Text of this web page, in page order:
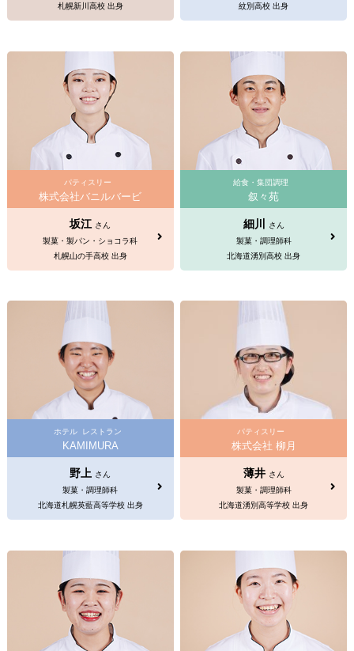
札幌新川高校 出身
紋別高校 出身
パティスリー
株式会社バニルバービ
坂江 さん
製菓・製パン・ショコラ科
札幌山の手高校 出身
給食・集団調理
叙々苑
細川
さん
製菓・調理師科
北海道湧別高校 出身
ホテル レストラン
KAMIMURA
野上 さん
製菓・調理師科
北海道札幌英藍高等学校 出身
パティスリー
株式会社 柳月
薄井 さん
製菓・調理師科
北海道湧別高等学校 出身